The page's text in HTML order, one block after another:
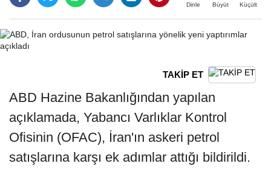
Dinle Büyüt Küçült
TAKİP ET
ABD Hazine Bakanlığından yapılan
açıklamada, Yabancı Varlıklar Kontrol
Ofisinin (OFAC), İran'ın askeri petrol
satışlarına karşı ek adımlar attığı bildirildi.